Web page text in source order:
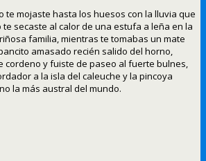
te mojaste hasta los huesos con la lluvia que
secaste al calor de una estufa a leña en la
familia, mientras te tomabas un mate
amasado recién salido del horno,
cordeno y fuiste de paseo al fuerte bulnes,
a la isla del caleuche y la pincoya
la más austral del mundo.